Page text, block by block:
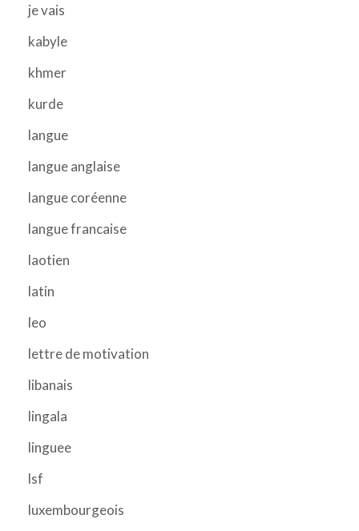
je vais
kabyle
khmer
kurde
langue
langue anglaise
langue coréenne
langue francaise
laotien
latin
leo
lettre de motivation
libanais
lingala
linguee
lsf
luxembourgeois